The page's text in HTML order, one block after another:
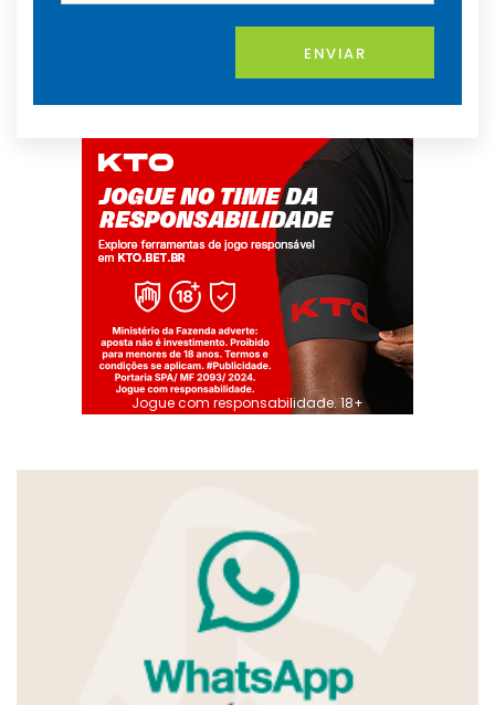
ENVIAR
Jogue com responsabilidade. 18+